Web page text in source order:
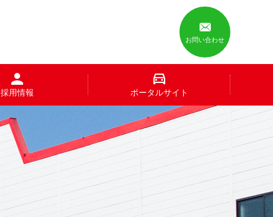
お問い合わせ
採用情報 ポータルサイト